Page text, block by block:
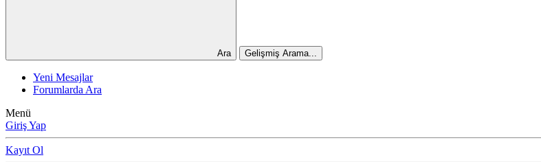
Ara Gelişmiş Arama...
Yeni Mesajlar
Forumlarda Ara
Menü
Giriş Yap
Kayıt Ol